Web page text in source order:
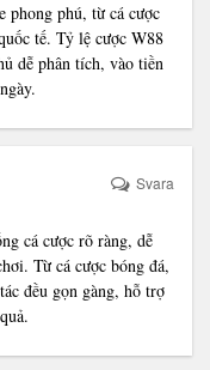
phong phú, từ cá cược
tế. Tỷ lệ cược W88
dễ phân tích, vào tiền
cá cược rõ ràng, dễ
Từ cá cược bóng đá,
đều gọn gàng, hỗ trợ
Svara